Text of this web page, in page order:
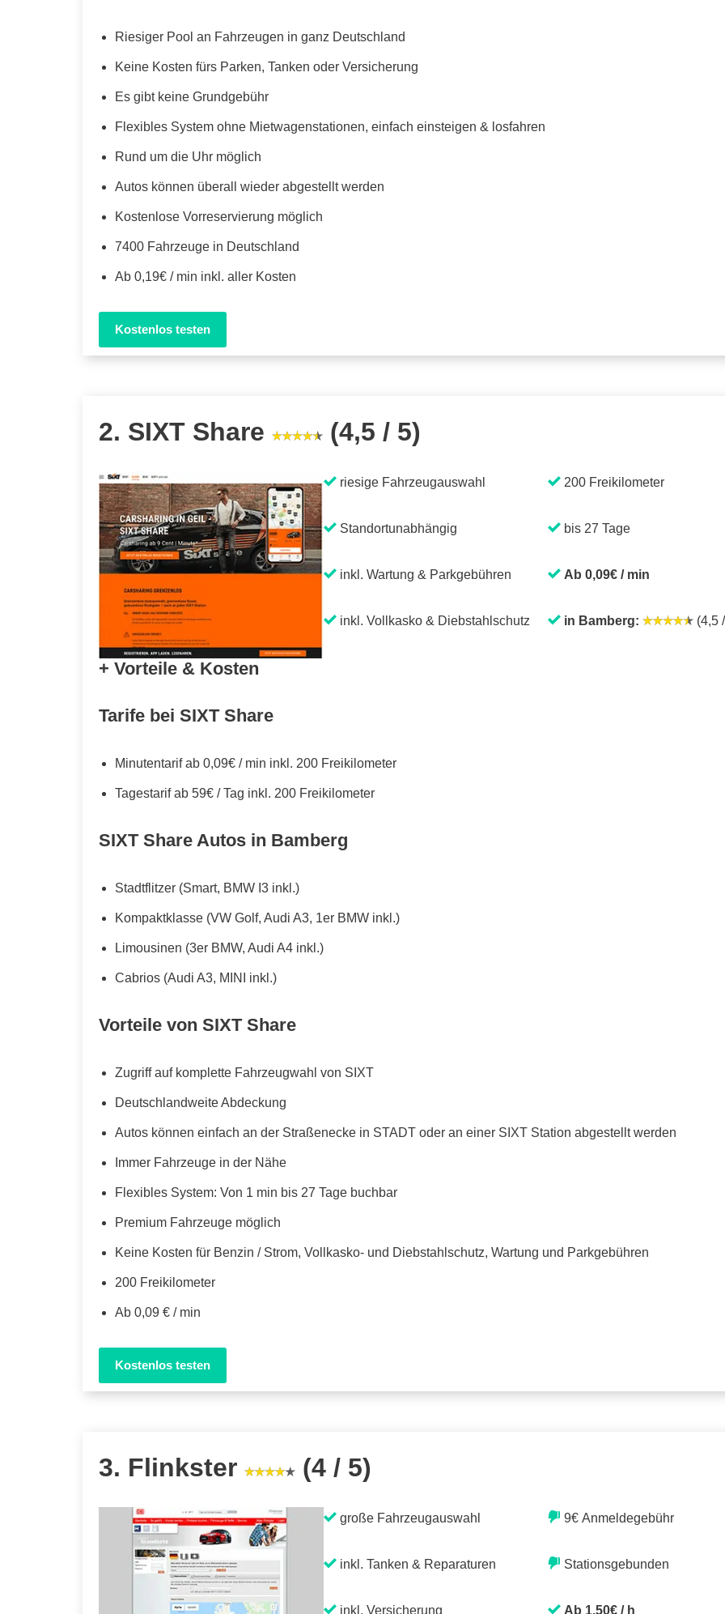
Riesiger Pool an Fahrzeugen in ganz Deutschland
Keine Kosten fürs Parken, Tanken oder Versicherung
Es gibt keine Grundgebühr
Flexibles System ohne Mietwagenstationen, einfach einsteigen & losfahren
Rund um die Uhr möglich
Autos können überall wieder abgestellt werden
Kostenlose Vorreservierung möglich
7400 Fahrzeuge in Deutschland
Ab 0,19€ / min inkl. aller Kosten
Kostenlos testen
2. SIXT Share (4,5 / 5)
riesige Fahrzeugauswahl
Standortunabhängig
inkl. Wartung & Parkgebühren
inkl. Vollkasko & Diebstahlschutz
200 Freikilometer
bis 27 Tage
Ab 0,09€ / min
in Bamberg: (4,5
+ Vorteile & Kosten
Tarife bei SIXT Share
Minutentarif ab 0,09€ / min inkl. 200 Freikilometer
Tagestarif ab 59€ / Tag inkl. 200 Freikilometer
SIXT Share Autos in Bamberg
Stadtflitzer (Smart, BMW I3 inkl.)
Kompaktklasse (VW Golf, Audi A3, 1er BMW inkl.)
Limousinen (3er BMW, Audi A4 inkl.)
Cabrios (Audi A3, MINI inkl.)
Vorteile von SIXT Share
Zugriff auf komplette Fahrzeugwahl von SIXT
Deutschlandweite Abdeckung
Autos können einfach an der Straßenecke in STADT oder an einer SIXT Station abgestellt werden
Immer Fahrzeuge in der Nähe
Flexibles System: Von 1 min bis 27 Tage buchbar
Premium Fahrzeuge möglich
Keine Kosten für Benzin / Strom, Vollkasko- und Diebstahlschutz, Wartung und Parkgebühren
200 Freikilometer
Ab 0,09 € / min
Kostenlos testen
3. Flinkster (4 / 5)
große Fahrzeugauswahl
inkl. Tanken & Reparaturen
inkl. Versicherung
9€ Anmeldegebühr
Stationsgebunden
Ab 1,50€ / h